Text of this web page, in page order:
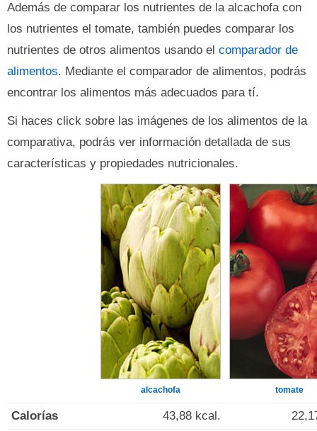
Además de comparar los nutrientes de la alcachofa con
los nutrientes el tomate, también puedes comparar los
nutrientes de otros alimentos usando el comparador de
alimentos. Mediante el comparador de alimentos, podrás
encontrar los alimentos más adecuados para tí.
Si haces click sobre las imágenes de los alimentos de la
comparativa, podrás ver información detallada de sus
características y propiedades nutricionales.
alcachofa tomate
Calorías 43,88 kcal.